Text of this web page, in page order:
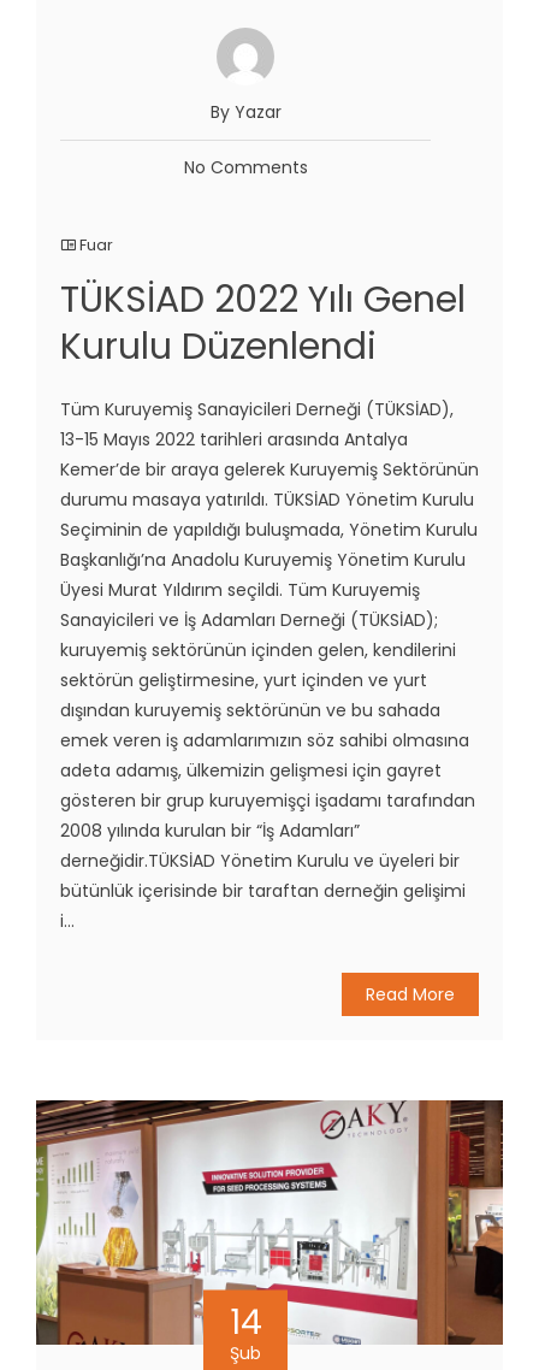
By Yazar
No Comments
Fuar
TÜKSİAD 2022 Yılı Genel
Kurulu Düzenlendi
Tüm Kuruyemiş Sanayicileri Derneği (TÜKSİAD),
13-15 Mayıs 2022 tarihleri arasında Antalya
Kemer’de bir araya gelerek Kuruyemiş Sektörünün
durumu masaya yatırıldı. TÜKSİAD Yönetim Kurulu
Seçiminin de yapıldığı buluşmada, Yönetim Kurulu
Başkanlığı’na Anadolu Kuruyemiş Yönetim Kurulu
Üyesi Murat Yıldırım seçildi. Tüm Kuruyemiş
Sanayicileri ve İş Adamları Derneği (TÜKSİAD);
kuruyemiş sektörünün içinden gelen, kendilerini
sektörün geliştirmesine, yurt içinden ve yurt
dışından kuruyemiş sektörünün ve bu sahada
emek veren iş adamlarımızın söz sahibi olmasına
adeta adamış, ülkemizin gelişmesi için gayret
gösteren bir grup kuruyemişçi işadamı tarafından
2008 yılında kurulan bir “İş Adamları”
derneğidir.TÜKSİAD Yönetim Kurulu ve üyeleri bir
bütünlük içerisinde bir taraftan derneğin gelişimi
i...
Read More
14
Şub